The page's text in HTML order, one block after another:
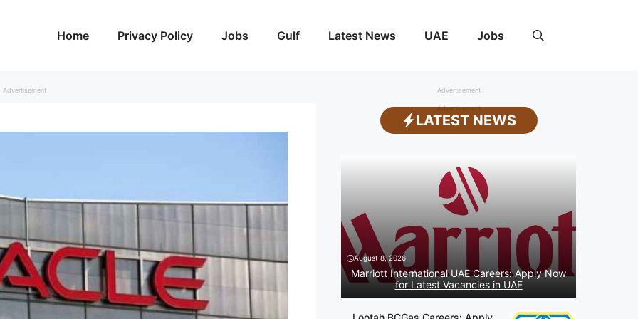
Home Privacy Policy Jobs Gulf Latest News UAE Jobs
Advertisement Advertisement
Advertisement
LATEST NEWS
August 8, 2026
Marriott International UAE Careers: Apply Now
for Latest Vacancies in UAE